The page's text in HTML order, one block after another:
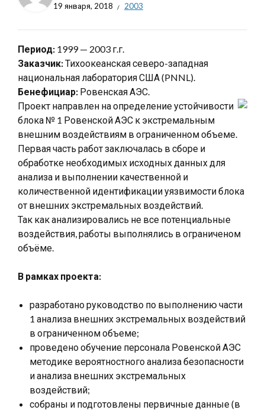
19 января, 2018
2003
Период: 1999 — 2003 г.г.
Заказчик:Тихоокеанская северо-западная
национальная лаборатория США (PNNL).
Бенефициар: Ровенская АЭС.
Проект направлен на определение устойчивости
блока № 1 Ровенской АЭС к экстремальным
внешним воздействиям в ограниченном объеме.
Первая часть работ заключалась в сборе и
обработке необходимых исходных данных для
анализа и выполнении качественной и
количественной идентификации уязвимости блока
от внешних экстремальных воздействий.
Так как анализировались не все потенциальные
воздействия, работы выполнялись в ограниченом
объёме.
В рамках проекта:
разработано руководство по выполнению части
1 анализа внешних экстремальных воздействий
в ограниченном объеме;
проведено обучение персонала Ровенской АЭС
методике вероятностного анализа безопасности
и анализа внешних экстремальных
воздействий;
собраны и подготовлены первичные данные (в